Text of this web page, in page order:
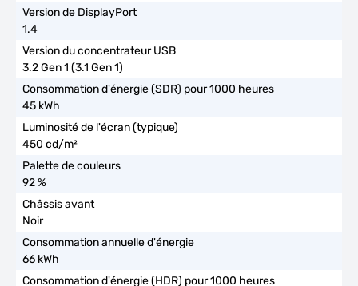
1.4
3.2 Gen 1 (3.1 Gen 1)
45 kWh
450 cd/m²
92 %
Noir
66 kWh